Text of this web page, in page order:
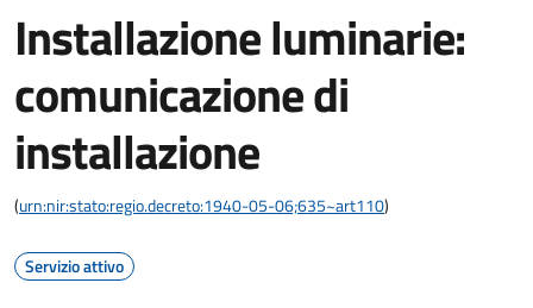
Installazione luminarie:
comunicazione di
installazione
(urn:nir:stato:regio.decreto:1940-05-06;635~art110)
Servizio attivo